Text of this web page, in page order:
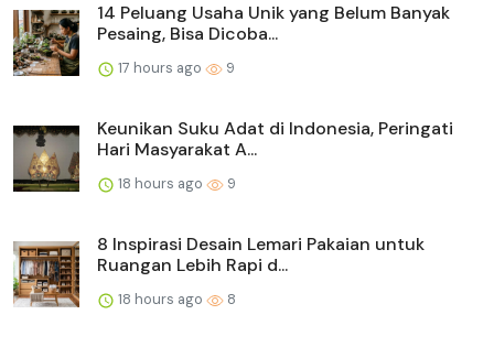
14 Peluang Usaha Unik yang Belum Banyak
Pesaing, Bisa Dicoba...
17 hours ago 9
Keunikan Suku Adat di Indonesia, Peringati
Hari Masyarakat A...
18 hours ago 9
8 Inspirasi Desain Lemari Pakaian untuk
Ruangan Lebih Rapi d...
18 hours ago 8